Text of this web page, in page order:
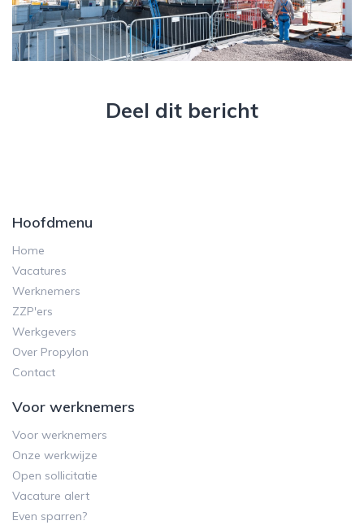
Deel dit bericht
Hoofdmenu
Home
Vacatures
Werknemers
ZZP'ers
Werkgevers
Over Propylon
Contact
Voor werknemers
Voor werknemers
Onze werkwijze
Open sollicitatie
Vacature alert
Even sparren?